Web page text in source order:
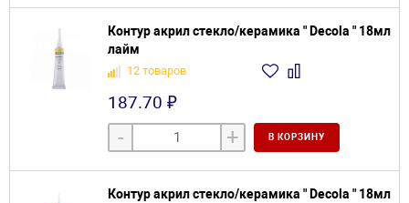
Контур акрил стекло/керамика " Decola " 18мл
лайм
12 товаров
187.70 ₽
- + В КОРЗИНУ
Контур акрил стекло/керамика " Decola " 18мл